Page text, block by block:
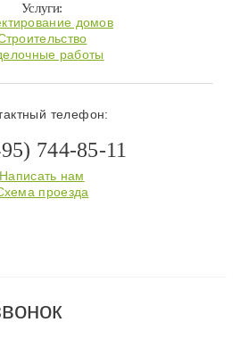
Услуги:
домов
работы
телефон:
744-85-11
Написать нам
проезда